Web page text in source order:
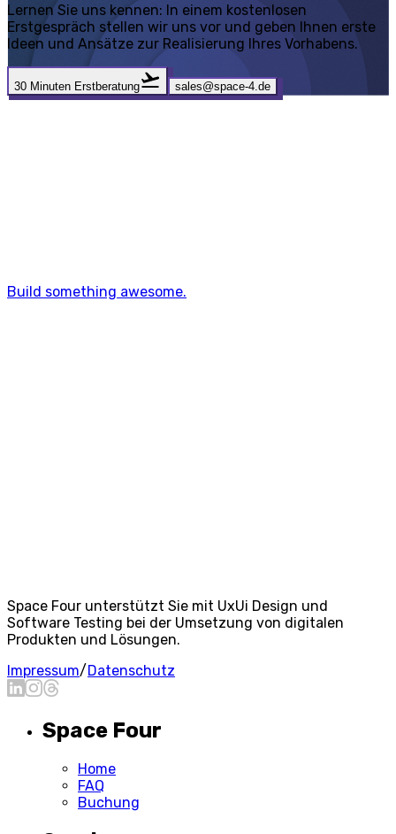
Lernen Sie uns kennen: In einem kostenlosen
Erstgespräch stellen wir uns vor und geben Ihnen erste
Ideen und Ansätze zur Realisierung Ihres Vorhabens.
30 Minuten Erstberatung sales@space-4.de
Build something awesome.
Space Four unterstützt Sie mit UxUi Design und
Software Testing bei der Umsetzung von digitalen
Produkten und Lösungen.
Impressum/Datenschutz
Space Four
Home
FAQ
Buchung